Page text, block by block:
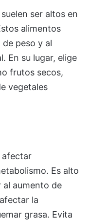
ser altos en
alimentos
peso y al
En su lugar, elige
frutos secos,
vegetales
afectar
Es alto
al aumento de
la
grasa. Evita